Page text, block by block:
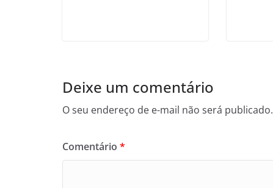
Deixe um comentário
O seu endereço de e-mail não será publicado.
Comentário *